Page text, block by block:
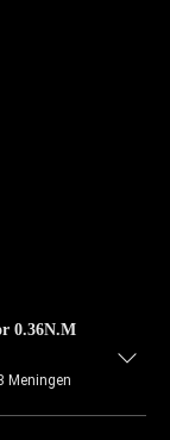
0.36N.M
Meningen